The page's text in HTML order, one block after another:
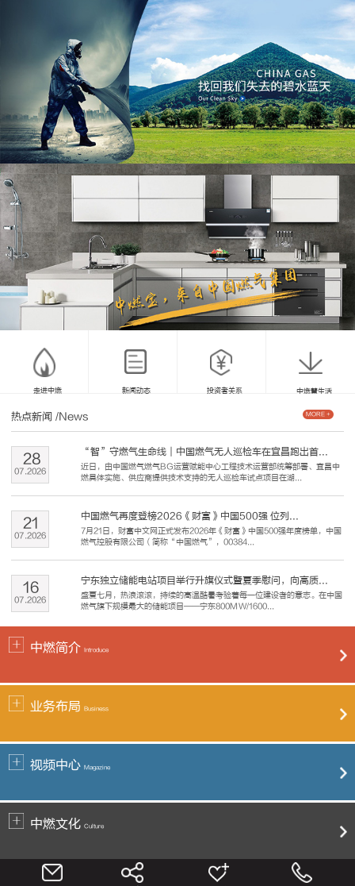
走进中燃 新闻动态 投资者关系 中燃慧生活
热点新闻 /News
“智”守燃气生命线｜中国燃气无人巡检车在宜昌跑出首...
近日，由中国燃气燃气BG运营赋能中心工程技术运营部统筹部署、宜昌中
燃具体实施、供应商提供技术支持的无人巡检车试点项目在湖...
07.2026
28
中国燃气再度登榜2026《财富》中国500强 位列...
7月21日，财富中文网正式发布2026年《财富》中国500强年度榜单，中国
燃气控股有限公司（简称“中国燃气”，00384...
07.2026
21
宁东独立储能电站项目举行升旗仪式暨夏季慰问，向高质...
盛夏七月，热浪滚滚，持续的高温酷暑考验着每一位建设者的意志。在中国
燃气旗下规模最大的储能项目——宁东800MW/1600...
07.2026
16
MORE +
中燃简介 Introduce
业务布局 Business
视频中心 Magazine
中燃文化 Culture